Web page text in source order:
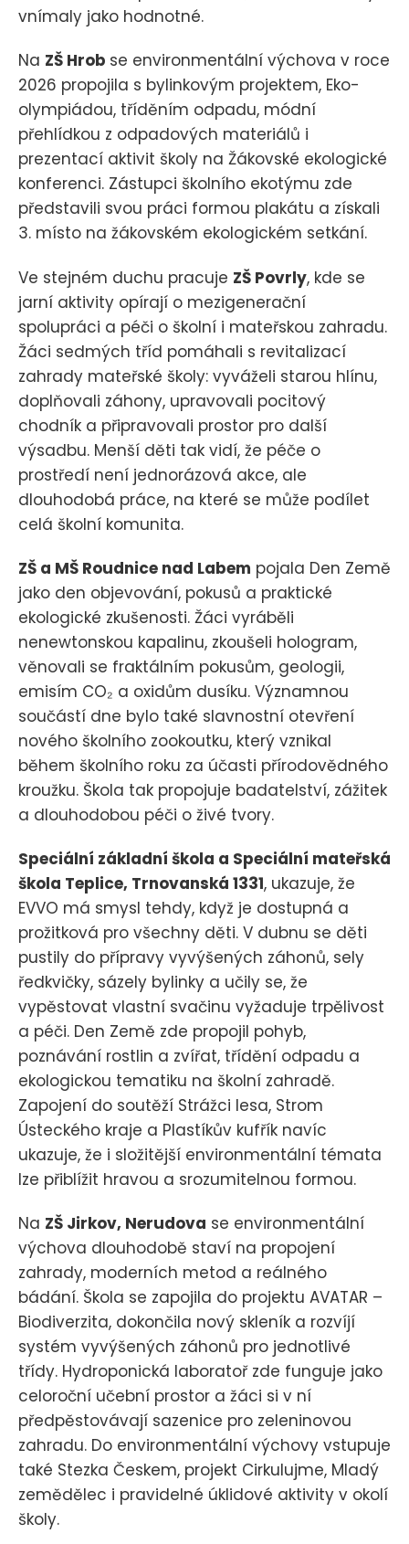
vnímaly jako hodnotné.
Na ZŠ Hrob se environmentální výchova v roce
2026 propojila s bylinkovým projektem, Eko-
olympiádou, tříděním odpadu, módní
přehlídkou z odpadových materiálů i
prezentací aktivit školy na Žákovské ekologické
konferenci. Zástupci školního ekotýmu zde
představili svou práci formou plakátu a získali
3. místo na žákovském ekologickém setkání.
Ve stejném duchu pracuje ZŠ Povrly, kde se
jarní aktivity opírají o mezigenerační
spolupráci a péči o školní i mateřskou zahradu.
Žáci sedmých tříd pomáhali s revitalizací
zahrady mateřské školy: vyváželi starou hlínu,
doplňovali záhony, upravovali pocitový
chodník a připravovali prostor pro další
výsadbu. Menší děti tak vidí, že péče o
prostředí není jednorázová akce, ale
dlouhodobá práce, na které se může podílet
celá školní komunita.
ZŠ a MŠ Roudnice nad Labem pojala Den Země
jako den objevování, pokusů a praktické
ekologické zkušenosti. Žáci vyráběli
nenewtonskou kapalinu, zkoušeli hologram,
věnovali se fraktálním pokusům, geologii,
emisím CO₂ a oxidům dusíku. Významnou
součástí dne bylo také slavnostní otevření
nového školního zookoutku, který vznikal
během školního roku za účasti přírodovědného
kroužku. Škola tak propojuje badatelství, zážitek
a dlouhodobou péči o živé tvory.
Speciální základní škola a Speciální mateřská
škola Teplice, Trnovanská 1331, ukazuje, že
EVVO má smysl tehdy, když je dostupná a
prožitková pro všechny děti. V dubnu se děti
pustily do přípravy vyvýšených záhonů, sely
ředkvičky, sázely bylinky a učily se, že
vypěstovat vlastní svačinu vyžaduje trpělivost
a péči. Den Země zde propojil pohyb,
poznávání rostlin a zvířat, třídění odpadu a
ekologickou tematiku na školní zahradě.
Zapojení do soutěží Strážci lesa, Strom
Ústeckého kraje a Plastíkův kufřík navíc
ukazuje, že i složitější environmentální témata
lze přiblížit hravou a srozumitelnou formou.
Na ZŠ Jirkov, Nerudova se environmentální
výchova dlouhodobě staví na propojení
zahrady, moderních metod a reálného
bádání. Škola se zapojila do projektu AVATAR –
Biodiverzita, dokončila nový skleník a rozvíjí
systém vyvýšených záhonů pro jednotlivé
třídy. Hydroponická laboratoř zde funguje jako
celoroční učební prostor a žáci si v ní
předpěstovávají sazenice pro zeleninovou
zahradu. Do environmentální výchovy vstupuje
také Stezka Českem, projekt Cirkulujme, Mladý
zemědělec i pravidelné úklidové aktivity v okolí
školy.